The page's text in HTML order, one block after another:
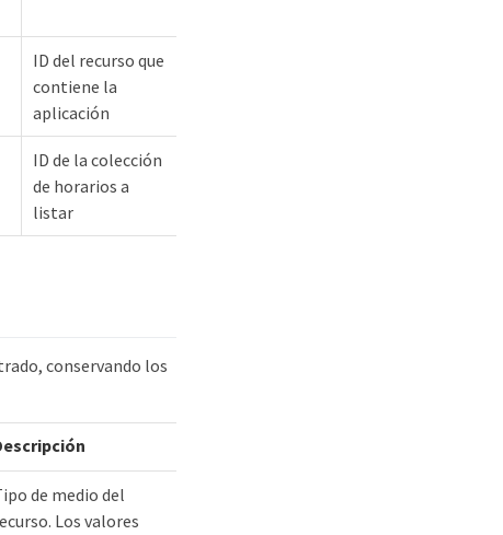
ID del recurso que
contiene la
aplicación
ID de la colección
de horarios a
listar
conservando los
de medio del
Los valores